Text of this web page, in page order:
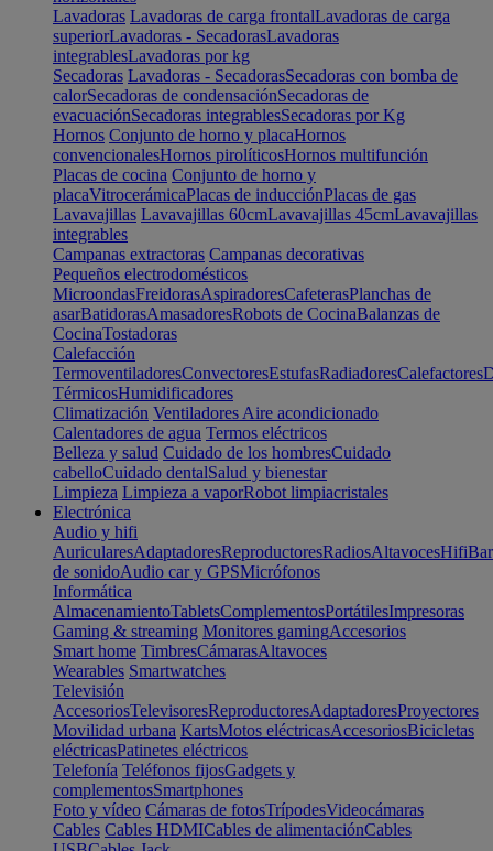
Lavadoras Lavadoras de carga frontalLavadoras de carga
superiorLavadoras - SecadorasLavadoras
integrablesLavadoras por kg
Secadoras Lavadoras - SecadorasSecadoras con bomba de
calorSecadoras de condensaciónSecadoras de
evacuaciónSecadoras integrablesSecadoras por Kg
Hornos Conjunto de horno y placaHornos
convencionalesHornos pirolíticosHornos multifunción
Placas de cocina Conjunto de horno y
placaVitrocerámicaPlacas de inducciónPlacas de gas
Lavavajillas Lavavajillas 60cmLavavajillas 45cmLavavajillas
integrables
Campanas extractoras Campanas decorativas
Pequeños electrodomésticos
MicroondasFreidorasAspiradoresCafeterasPlanchas de
asarBatidorasAmasadoresRobots de CocinaBalanzas de
CocinaTostadoras
Calefacción
TermoventiladoresConvectoresEstufasRadiadoresCalefactores
TérmicosHumidificadores
Climatización Ventiladores Aire acondicionado
Calentadores de agua Termos eléctricos
Belleza y salud Cuidado de los hombresCuidado
cabelloCuidado dentalSalud y bienestar
Limpieza Limpieza a vaporRobot limpiacristales
Electrónica
Audio y hifi
AuricularesAdaptadoresReproductoresRadiosAltavocesHifi
de sonidoAudio car y GPSMicrófonos
Informática
AlmacenamientoTabletsComplementosPortátilesImpresoras
Gaming & streaming Monitores gamingAccesorios
Smart home TimbresCámarasAltavoces
Wearables Smartwatches
Televisión
AccesoriosTelevisoresReproductoresAdaptadoresProyectores
Movilidad urbana KartsMotos eléctricasAccesoriosBicicletas
eléctricasPatinetes eléctricos
Telefonía Teléfonos fijosGadgets y
complementosSmartphones
Foto y vídeo Cámaras de fotosTrípodesVideocámaras
Cables Cables HDMICables de alimentaciónCables